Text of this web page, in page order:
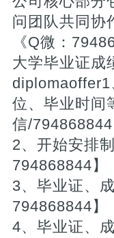
问团队共同协
《Q微：
大学毕业证成
diplomaoffer1
位、毕业时间
信/
2、开始安排
794868844】
3、毕业证、
794868844】
4、毕业证、